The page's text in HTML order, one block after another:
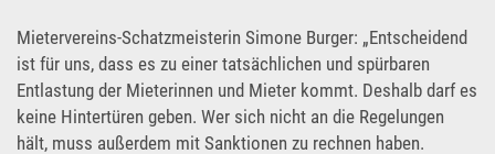
Mietervereins-Schatzmeisterin Simone Burger: „Entscheidend
ist für uns, dass es zu einer tatsächlichen und spürbaren
Entlastung der Mieterinnen und Mieter kommt. Deshalb darf es
keine Hintertüren geben. Wer sich nicht an die Regelungen
hält, muss außerdem mit Sanktionen zu rechnen haben.